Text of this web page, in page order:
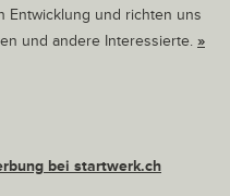
Entwicklung und richten uns
und andere Interessierte. »
bei startwerk.ch